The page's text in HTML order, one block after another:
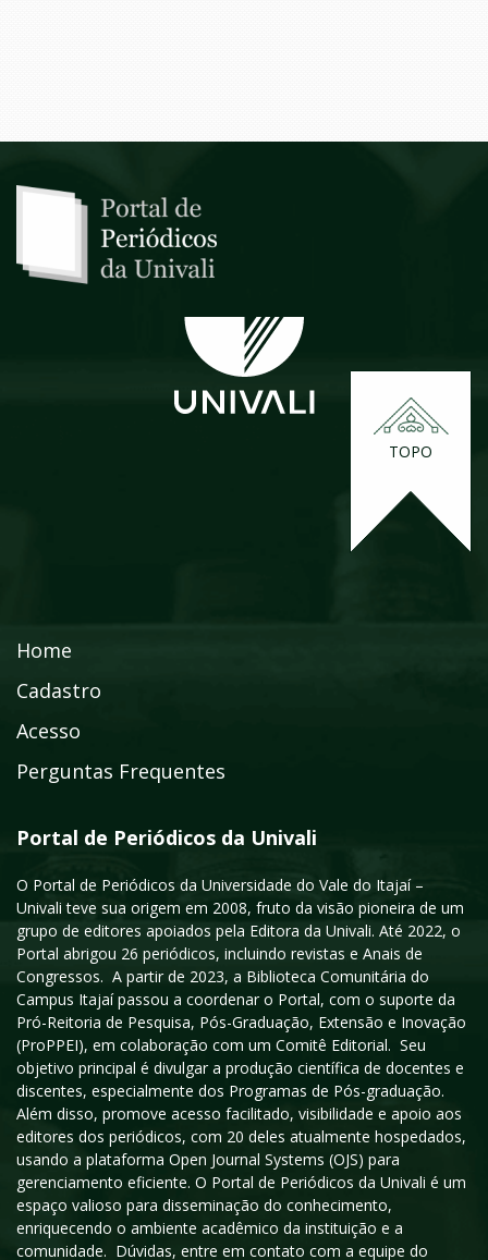
TOPO
Home
Cadastro
Acesso
Perguntas Frequentes
Portal de Periódicos da Univali
O Portal de Periódicos da Universidade do Vale do Itajaí –
Univali teve sua origem em 2008, fruto da visão pioneira de um
grupo de editores apoiados pela Editora da Univali. Até 2022, o
Portal abrigou 26 periódicos, incluindo revistas e Anais de
Congressos. A partir de 2023, a Biblioteca Comunitária do
Campus Itajaí passou a coordenar o Portal, com o suporte da
Pró-Reitoria de Pesquisa, Pós-Graduação, Extensão e Inovação
(ProPPEI), em colaboração com um Comitê Editorial. Seu
objetivo principal é divulgar a produção científica de docentes e
discentes, especialmente dos Programas de Pós-graduação.
Além disso, promove acesso facilitado, visibilidade e apoio aos
editores dos periódicos, com 20 deles atualmente hospedados,
usando a plataforma Open Journal Systems (OJS) para
gerenciamento eficiente. O Portal de Periódicos da Univali é um
espaço valioso para disseminação do conhecimento,
enriquecendo o ambiente acadêmico da instituição e a
comunidade. Dúvidas, entre em contato com a equipe do